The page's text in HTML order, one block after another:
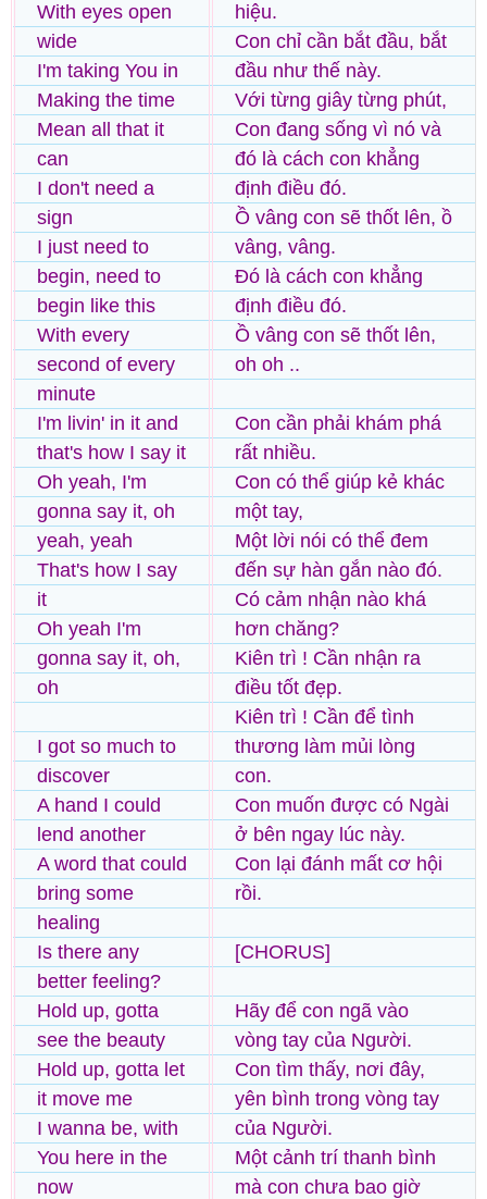
With eyes open
wide
I'm taking You in
Making the time
Mean all that it
can
I don't need a
sign
I just need to
begin, need to
begin like this
With every
second of every
minute
I'm livin' in it and
that's how I say it
Oh yeah, I'm
gonna say it, oh
yeah, yeah
That's how I say
it
Oh yeah I'm
gonna say it, oh,
oh
I got so much to
discover
A hand I could
lend another
A word that could
bring some
healing
Is there any
better feeling?
Hold up, gotta
see the beauty
Hold up, gotta let
it move me
I wanna be, with
You here in the
now
hiệu.
Con chỉ cần bắt đầu, bắt
đầu như thế này.
Với từng giây từng phút,
Con đang sống vì nó và
đó là cách con khẳng
định điều đó.
Ồ vâng con sẽ thốt lên, ồ
vâng, vâng.
Đó là cách con khẳng
định điều đó.
Ồ vâng con sẽ thốt lên,
oh oh ..
Con cần phải khám phá
rất nhiều.
Con có thể giúp kẻ khác
một tay,
Một lời nói có thể đem
đến sự hàn gắn nào đó.
Có cảm nhận nào khá
hơn chăng?
Kiên trì ! Cần nhận ra
điều tốt đẹp.
Kiên trì ! Cần để tình
thương làm mủi lòng
con.
Con muốn được có Ngài
ở bên ngay lúc này.
Con lại đánh mất cơ hội
rồi.
[CHORUS]
Hãy để con ngã vào
vòng tay của Người.
Con tìm thấy, nơi đây,
yên bình trong vòng tay
của Người.
Một cảnh trí thanh bình
mà con chưa bao giờ